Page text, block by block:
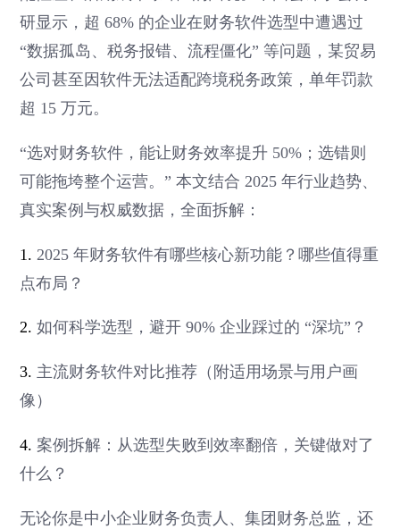
研显示，超 68% 的企业在财务软件选型中遭遇过
“数据孤岛、税务报错、流程僵化” 等问题，某贸易
公司甚至因软件无法适配跨境税务政策，单年罚款
超 15 万元。
“选对财务软件，能让财务效率提升 50%；选错则
可能拖垮整个运营。” 本文结合 2025 年行业趋势、
真实案例与权威数据，全面拆解：
1. 2025 年财务软件有哪些核心新功能？哪些值得重
点布局？
2.如何科学选型，避开 90% 企业踩过的 “深坑”？
3. 主流财务软件对比推荐（附适用场景与用户画
像）
4. 案例拆解：从选型失败到效率翻倍，关键做对了
什么？
无论你是中小企业财务负责人、集团财务总监，还